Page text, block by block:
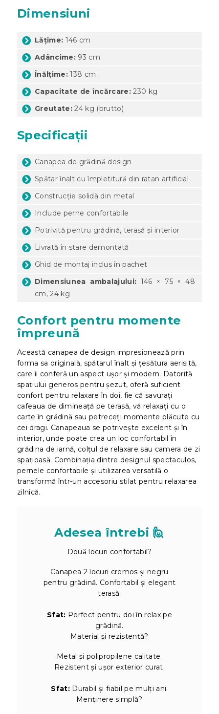
Dimensiuni
Lățime: 146 cm
Adâncime: 93 cm
Înălțime: 138 cm
Capacitate de încărcare: 230 kg
Greutate: 24 kg (brutto)
Specificații
Canapea de grădină design
Spătar înalt cu împletitură din ratan artificial
Construcție solidă din metal
Include perne confortabile
Potrivită pentru grădină, terasă și interior
Livrată în stare demontată
Ghid de montaj inclus în pachet
Dimensiunea ambalajului: 146 × 75 × 48
cm, 24 kg
Confort pentru momente
împreună
Această canapea de design impresionează prin
forma sa originală, spătarul înalt și țesătura aerisită,
care îi conferă un aspect ușor și modern. Datorită
spațiului generos pentru șezut, oferă suficient
confort pentru relaxare în doi, fie că savurați
cafeaua de dimineață pe terasă, vă relaxați cu o
carte în grădină sau petreceți momente plăcute cu
cei dragi. Canapeaua se potrivește excelent și în
interior, unde poate crea un loc confortabil în
grădina de iarnă, colțul de relaxare sau camera de zi
spațioasă. Combinația dintre designul spectaculos,
pernele confortabile și utilizarea versatilă o
transformă într-un accesoriu stilat pentru relaxarea
zilnică.
Adesea întrebi 🙋
Două locuri confortabil?
Canapea 2 locuri cremos și negru
pentru grădină. Confortabil și elegant
terasă.
Sfat: Perfect pentru doi în relax pe
grădină.
Material și rezistență?
Metal și polipropilene calitate.
Rezistent și ușor exterior curat.
Sfat: Durabil și fiabil pe mulți ani.
Menținere simplă?